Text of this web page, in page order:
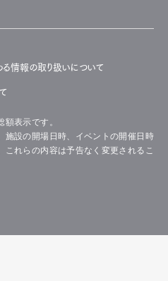
情報の取り扱いについて
表示です。
設の開場日時、イベントの開催日時
これらの内容は予告なく変更されるこ